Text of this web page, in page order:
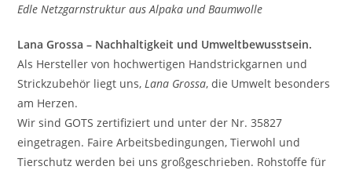
Edle Netzgarnstruktur aus Alpaka und Baumwolle
Lana Grossa – Nachhaltigkeit und Umweltbewusstsein.
Als Hersteller von hochwertigen Handstrickgarnen und
Strickzubehör liegt uns,Lana Grossa, die Umwelt besonders
am Herzen.
Wir sind GOTS zertifiziert und unter der Nr. 35827
eingetragen. Faire Arbeitsbedingungen, Tierwohl und
Tierschutz werden bei uns großgeschrieben. Rohstoffe für